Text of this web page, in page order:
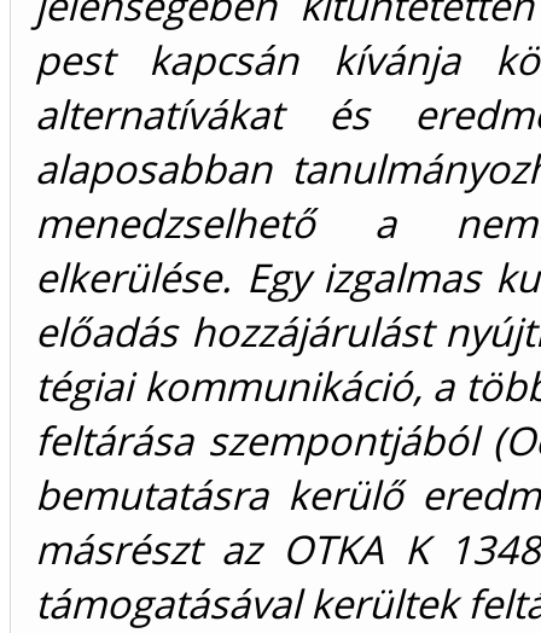
pest kapcsán kívánja
alternatívákat és
alaposabban
menedzselhető a
elkerülése. Egy izgalmas
előadás hozzájárulást
tégiai kommunikáció, a
feltárása szempontjából
bemutatásra kerülő
másrészt az OTKA K
támogatásával kerültek